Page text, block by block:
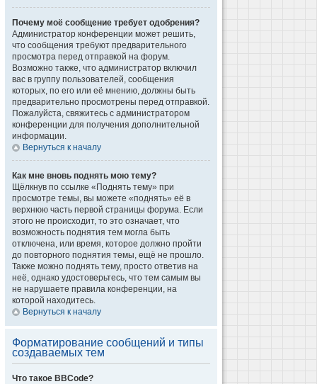
Почему моё сообщение требует одобрения?
Администратор конференции может решить,
что сообщения требуют предварительного
просмотра перед отправкой на форум.
Возможно также, что администратор включил
вас в группу пользователей, сообщения
которых, по его или её мнению, должны быть
предварительно просмотрены перед отправкой.
Пожалуйста, свяжитесь с администратором
конференции для получения дополнительной
информации.
Вернуться к началу
Как мне вновь поднять мою тему?
Щёлкнув по ссылке «Поднять тему» при
просмотре темы, вы можете «поднять» её в
верхнюю часть первой страницы форума. Если
этого не происходит, то это означает, что
возможность поднятия тем могла быть
отключена, или время, которое должно пройти
до повторного поднятия темы, ещё не прошло.
Также можно поднять тему, просто ответив на
неё, однако удостоверьтесь, что тем самым вы
не нарушаете правила конференции, на
которой находитесь.
Вернуться к началу
Форматирование сообщений и типы
создаваемых тем
Что такое BBCode?